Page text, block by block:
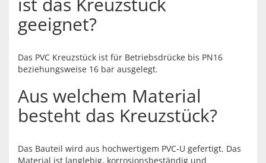
geeignet?
Das PVC Kreuzstück ist für Betriebsdrücke bis PN16
beziehungsweise 16 bar ausgelegt.
Aus welchem Material
besteht das Kreuzstück?
Das Bauteil wird aus hochwertigem PVC-U gefertigt. Das
Material ist langlebig, korrosionsbeständig und